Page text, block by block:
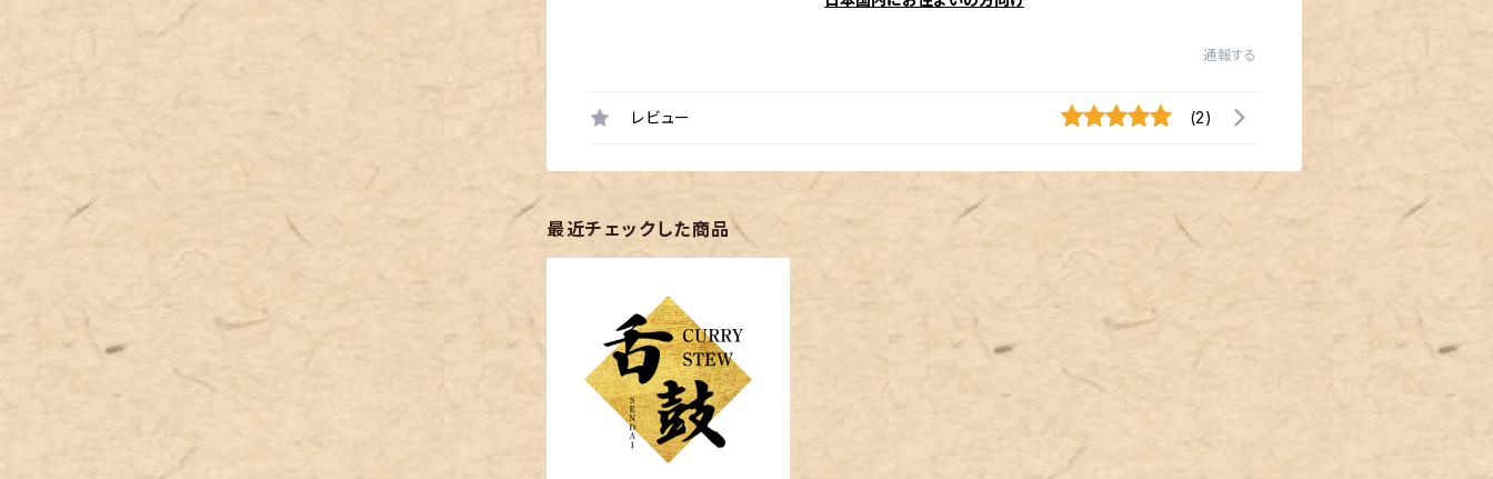
通報する
レビュー (2)
最近チェックした商品